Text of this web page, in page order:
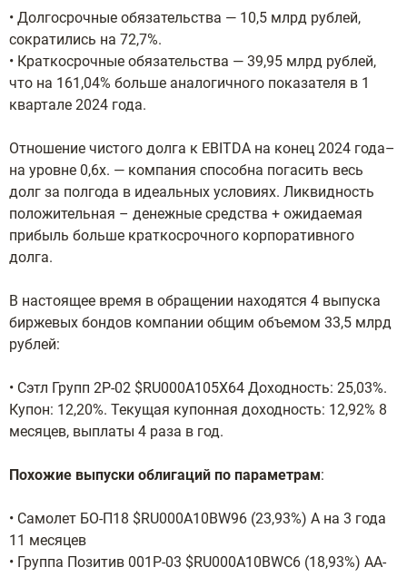
• Долгосрочные обязательства — 10,5 млрд рублей,
сократились на 72,7%.
• Краткосрочные обязательства — 39,95 млрд рублей,
что на 161,04% больше аналогичного показателя в 1
квартале 2024 года.
Отношение чистого долга к EBITDA на конец 2024 года–
на уровне 0,6х. — компания способна погасить весь
долг за полгода в идеальных условиях. Ликвидность
положительная – денежные средства + ожидаемая
прибыль больше краткосрочного корпоративного
долга.
В настоящее время в обращении находятся 4 выпуска
биржевых бондов компании общим объемом 33,5 млрд
рублей:
• Сэтл Групп 2Р-02 $RU000A105X64 Доходность: 25,03%.
Купон: 12,20%. Текущая купонная доходность: 12,92% 8
месяцев, выплаты 4 раза в год.
Похожие выпуски облигаций по параметрам:
• Самолет БО-П18 $RU000A10BW96 (23,93%) А на 3 года
11 месяцев
• Группа Позитив 001P-03 $RU000A10BWC6 (18,93%) АА-